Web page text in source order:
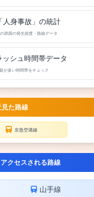
人身事故」の統計
原因の発生頻度・路線データ
ッシュ時間帯データ
が多い時間帯をチェック
た路線
京急空港線
クセスされる路線
山手線